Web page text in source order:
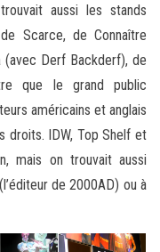
aussi les stands
de Scarce, de Connaître
Derf Backderf), de
que le grand public
américains et anglais
droits. IDW, Top Shelf et
mais on trouvait aussi
de 2000AD) ou à